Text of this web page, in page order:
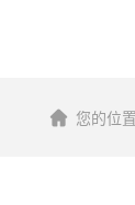
您的位置